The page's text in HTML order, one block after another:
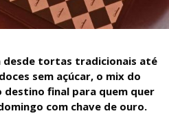
desde tortas tradicionais até
sem açúcar, o mix do
final para quem quer
com chave de ouro.